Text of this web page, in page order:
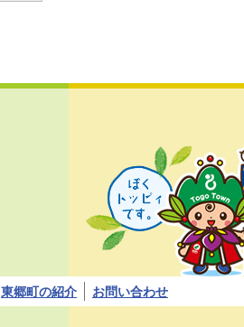
ッ
ピ
す。
東郷町の紹介 お問い合わせ